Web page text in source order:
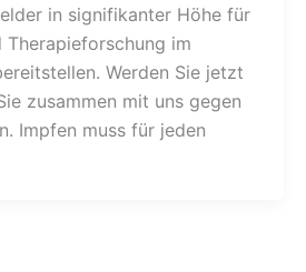
in signifikanter Höhe für
im
Werden Sie jetzt
zusammen mit uns gegen
Impfen muss für jeden